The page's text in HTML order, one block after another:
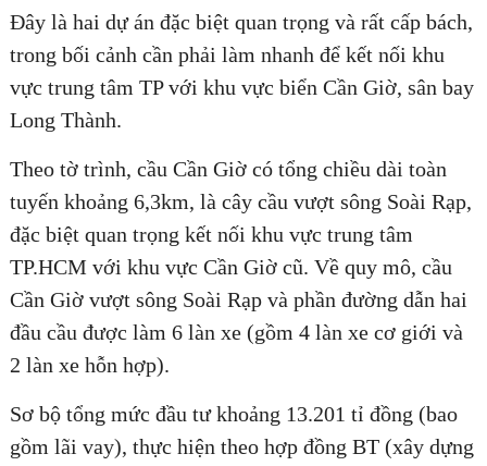
Đây là hai dự án đặc biệt quan trọng và rất cấp bách,
trong bối cảnh cần phải làm nhanh để kết nối khu
vực trung tâm TP với khu vực biển Cần Giờ, sân bay
Long Thành.
Theo tờ trình, cầu Cần Giờ có tổng chiều dài toàn
tuyến khoảng 6,3km, là cây cầu vượt sông Soài Rạp,
đặc biệt quan trọng kết nối khu vực trung tâm
TP.HCM với khu vực Cần Giờ cũ. Về quy mô, cầu
Cần Giờ vượt sông Soài Rạp và phần đường dẫn hai
đầu cầu được làm 6 làn xe (gồm 4 làn xe cơ giới và
2 làn xe hỗn hợp).
Sơ bộ tổng mức đầu tư khoảng 13.201 tỉ đồng (bao
gồm lãi vay), thực hiện theo hợp đồng BT (xây dựng